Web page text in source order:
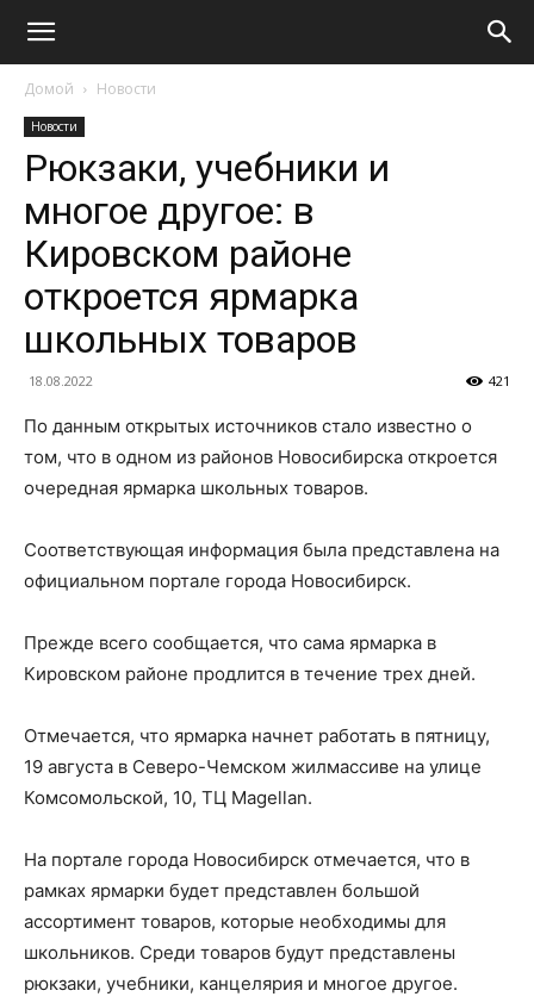
Домой Новости
Новости
Рюкзаки, учебники и
многое другое: в
Кировском районе
откроется ярмарка
школьных товаров
18.08.2022 421
По данным открытых источников стало известно о
том, что в одном из районов Новосибирска откроется
очередная ярмарка школьных товаров.
Соответствующая информация была представлена на
официальном портале города Новосибирск.
Прежде всего сообщается, что сама ярмарка в
Кировском районе продлится в течение трех дней.
Отмечается, что ярмарка начнет работать в пятницу,
19 августа в Северо-Чемском жилмассиве на улице
Комсомольской, 10, ТЦ Magellan.
На портале города Новосибирск отмечается, что в
рамках ярмарки будет представлен большой
ассортимент товаров, которые необходимы для
школьников. Среди товаров будут представлены
рюкзаки, учебники, канцелярия и многое другое.